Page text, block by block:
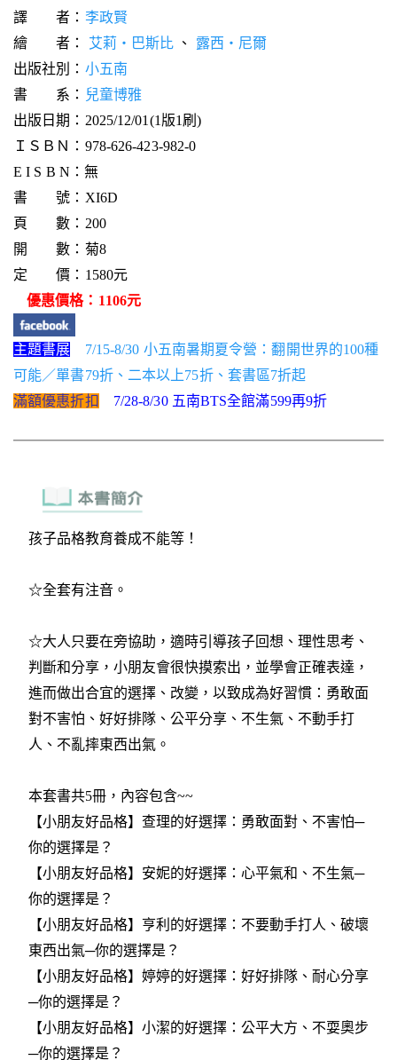
譯 者： 李政賢
繪 者： 艾莉‧巴斯比 、 露西‧尼爾
出版社別： 小五南
書 系： 兒童博雅
出版日期：2025/12/01(1版1刷)
ＩＳＢＮ：978-626-423-982-0
E I S B N：無
書 號：XI6D
頁 數：200
開 數：菊8
定 價：1580元
優惠價格：1106元
主題書展
7/15-8/30 小五南暑期夏令營：翻開世界的100種
可能／單書79折、二本以上75折、套書區7折起
滿額優惠折扣
7/28-8/30 五南BTS全館滿599再9折